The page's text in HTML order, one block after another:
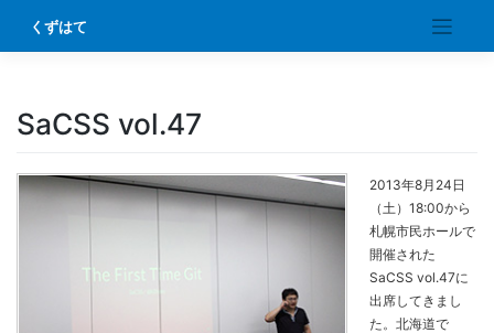
content
くずはて
SaCSS vol.47
2013年8月24日
（土）18:00から
札幌市民ホールで
開催された
SaCSS vol.47に
出席してきまし
た。北海道で